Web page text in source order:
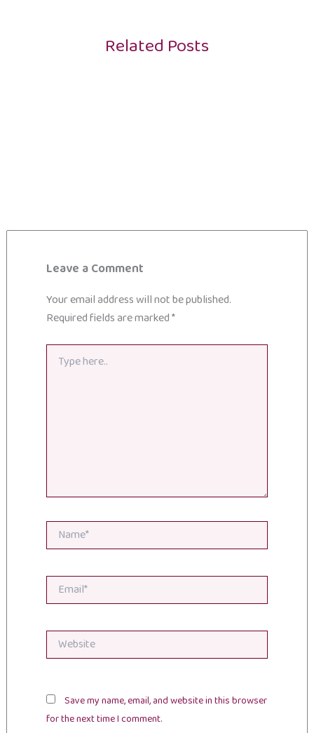
Related Posts
Leave a Comment
Your email address will not be published.
Required fields are marked*
here..
Name*
Email*
Website
Save my name, email, and website in this browser
for the next time I comment.